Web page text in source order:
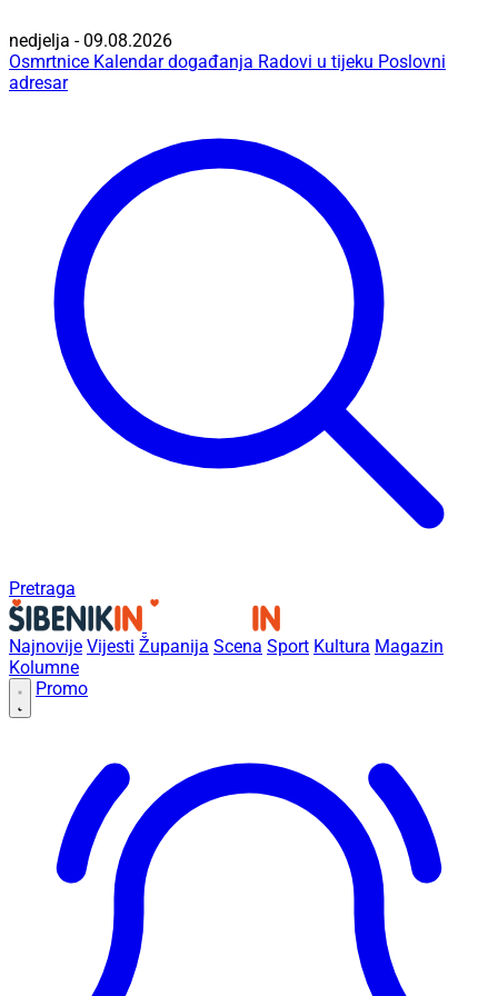
nedjelja - 09.08.2026
Osmrtnice Kalendar događanja Radovi u tijeku Poslovni
adresar
Pretraga
Najnovije Vijesti Županija Scena Sport Kultura Magazin
Kolumne
Promo